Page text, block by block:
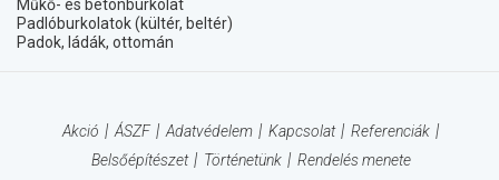
Műkő- és betonburkolat
Padlóburkolatok (kültér, beltér)
Padok, ládák, ottomán
Akció ÁSZF Adatvédelem Kapcsolat
Referenciák
Belsőépítészet
Történetünk Rendelés menete